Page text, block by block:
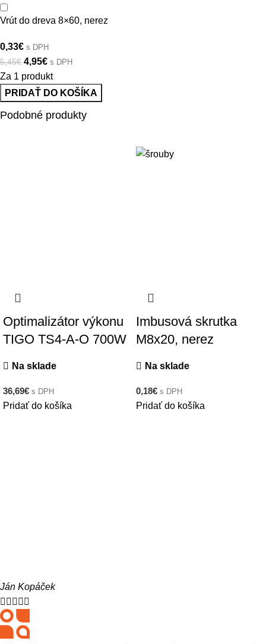
Vrút do dreva 8×60, nerez
0,33€ s DPH
5,45€ 4,95€ s DPH
Za 1 produkt
PRIDAŤ DO KOŠÍKA
Podobné produkty
Optimalizátor výkonu
TIGO TS4-A-O 700W
Na sklade
36,69€ s DPH
Pridať do košíka
Imbusová skrutka
M8x20, nerez
Na sklade
0,18€ s DPH
Pridať do košíka
Ján Kopáček
    